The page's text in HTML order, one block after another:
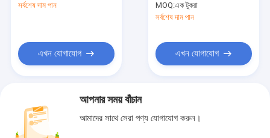
সর্বশেষ দাম পান
এখন যোগাযোগ
MOQ:এক টুকরা
সর্বশেষ দাম পান
এখন যোগাযোগ
আপনার সময় বাঁচান
আমাদের সাথে সেরা পণ্য যোগাযোগ করুন।